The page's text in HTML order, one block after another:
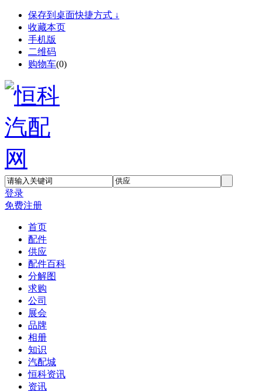
保存到桌面快捷方式 ↓
收藏本页
手机版
二维码
购物车(0)
登录
免费注册
首页
配件
供应
配件百科
分解图
求购
公司
展会
品牌
相册
知识
汽配城
恒科资讯
资讯